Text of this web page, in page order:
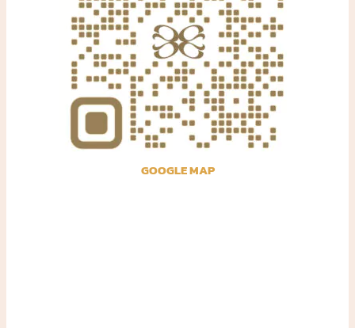
GOOGLE MAP